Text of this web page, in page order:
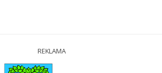
REKLAMA